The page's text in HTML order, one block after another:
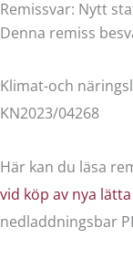
Remissvar: Nytt
Denna remiss
Klimat-och
KN2023/
Här kan du läsa
vid köp av nya
nedladdningsbar